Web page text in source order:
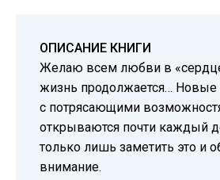
ОПИСАНИЕ КНИГИ
Желаю всем любви в
жизнь продолжается…
с потрясающими
открываются почти каждый
только лишь заметить это и
внимание.